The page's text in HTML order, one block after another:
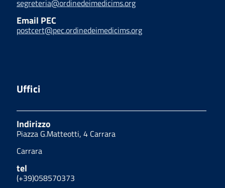
segreteria@ordinedeimedicims.org
Email PEC
postcert@pec.ordinedeimedicims.org
Uffici
Indirizzo
Piazza G.Matteotti, 4 Carrara
Carrara
tel
(+39)058570373